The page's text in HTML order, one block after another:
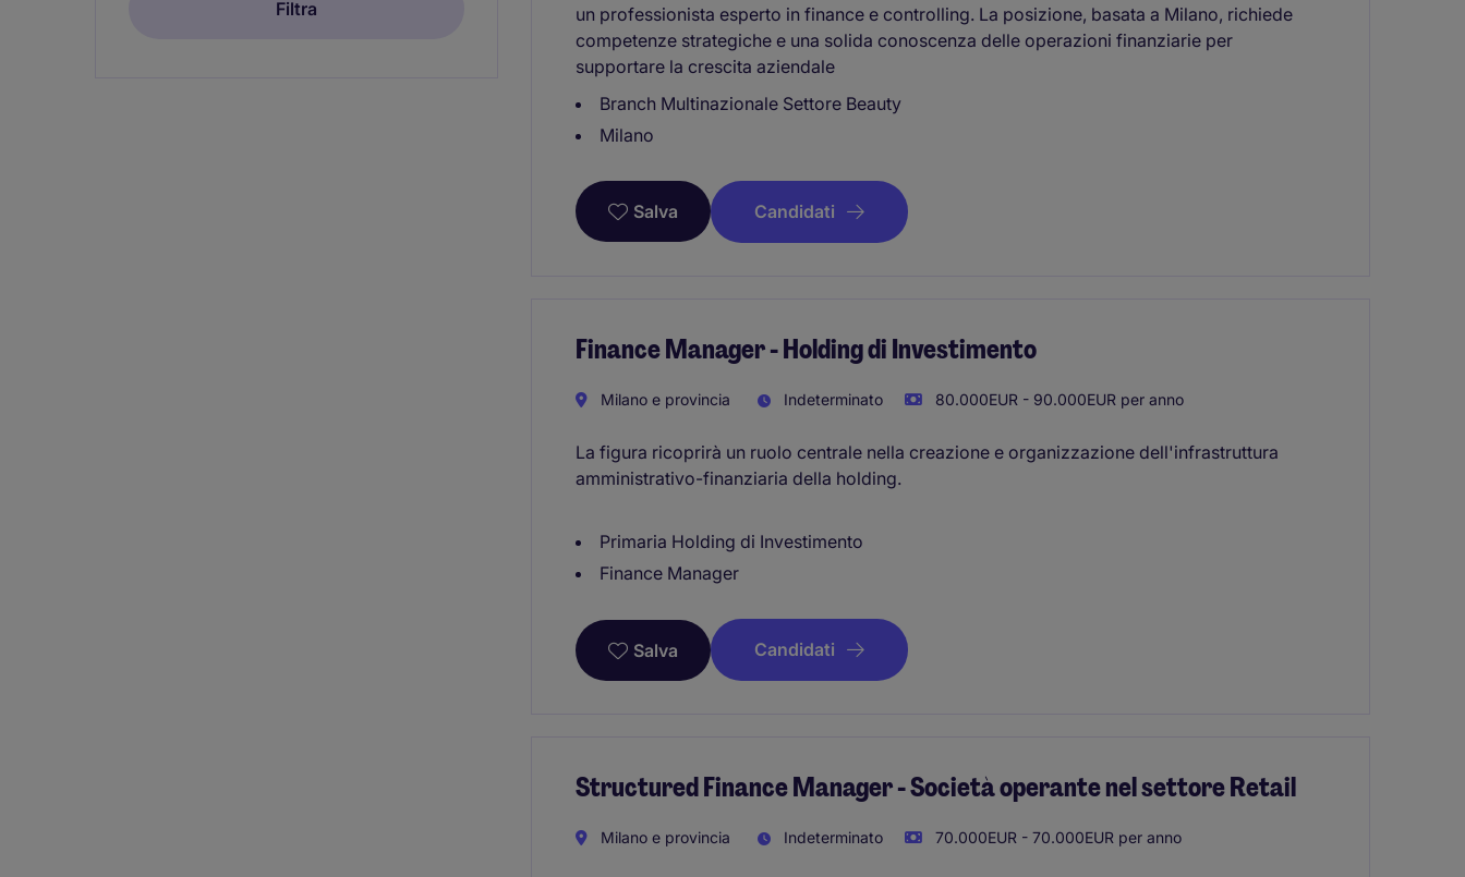
un professionista esperto in finance e controlling. La posizione, basata a Milano, richiede
competenze strategiche e una solida conoscenza delle operazioni finanziarie per
supportare la crescita aziendale
Branch Multinazionale Settore Beauty
Milano
Salva Candidati
Finance Manager - Holding di Investimento
Milano e provincia Indeterminato 80.000EUR - 90.000EUR per anno
La figura ricoprirà un ruolo centrale nella creazione e organizzazione dell'infrastruttura
amministrativo-finanziaria della holding.
Primaria Holding di Investimento
Finance Manager
Salva Candidati
Structured Finance Manager - Società operante nel settore Retail
Milano e provincia Indeterminato 70.000EUR - 70.000EUR per anno